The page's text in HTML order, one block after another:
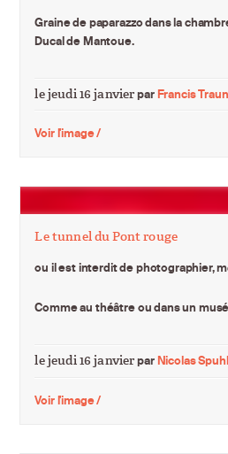
Graine de paparazzo dans la
Ducal de Mantoue.
le jeudi 16 janvierparFrancis
Voir l'image /
Le tunnel du Pont rouge
ou il est interdit de photographier,
Comme au théâtre ou dans un
le jeudi 16 janvierparNicolas
Voir l'image /